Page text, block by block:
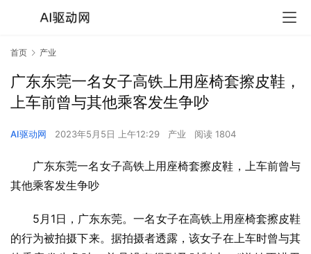
首页 产业
广东东莞一名女子高铁上用座椅套擦皮鞋，
上车前曾与其他乘客发生争吵
AI驱动网 2023年5月5日 上午12:29 产业 阅读 1804
广东东莞一名女子高铁上用座椅套擦皮鞋，上车前曾与
其他乘客发生争吵
5月1日，广东东莞。一名女子在高铁上用座椅套擦皮鞋
的行为被拍摄下来。据拍摄者透露，该女子在上车时曾与其